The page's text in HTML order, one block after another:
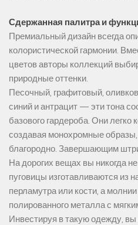
Сдержанная палитра и
Премиальный дизайн всегда
колористической гармонии.
цветов авторы коллекций
природные оттенки.
Песочный, графитовый,
синий и антрацит — эти тона
базового гардероба. Они
создавая монохромные
благородно. Завершающим
На дорогих вещах вы никогда
пуговицы изготавливаются из
перламутра или кости, а
полированного металла с
Инвестируя в такую одежду,